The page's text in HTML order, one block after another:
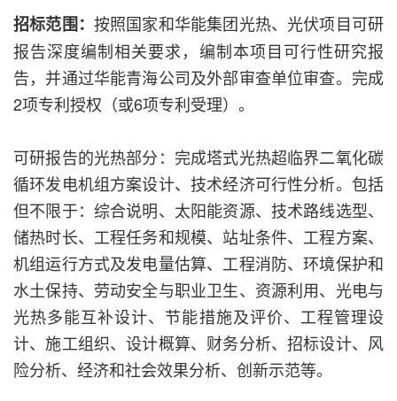
招标范围： 按照国家和华能集团光热、光伏项目可研
报告深度编制相关要求，编制本项目可行性研究报
告，并通过华能青海公司及外部审查单位审查。完成
2项专利授权（或6项专利受理）。
可研报告的光热部分：完成塔式光热超临界二氧化碳
循环发电机组方案设计、技术经济可行性分析。包括
但不限于：综合说明、太阳能资源、技术路线选型、
储热时长、工程任务和规模、站址条件、工程方案、
机组运行方式及发电量估算、工程消防、环境保护和
水土保持、劳动安全与职业卫生、资源利用、光电与
光热多能互补设计、节能措施及评价、工程管理设
计、施工组织、设计概算、财务分析、招标设计、风
险分析、经济和社会效果分析、创新示范等。